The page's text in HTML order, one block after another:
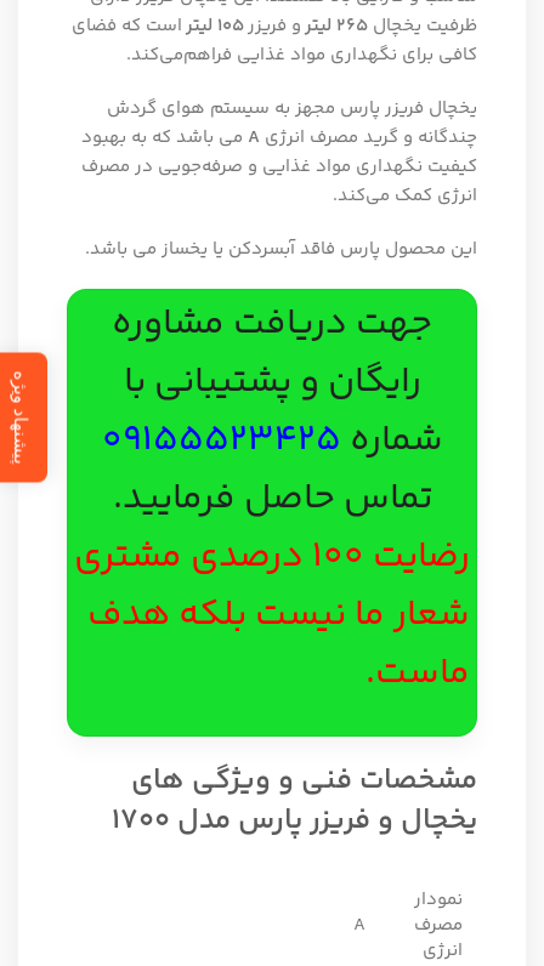
ظرفیت یخچال ۲۶۵ لیتر و فریزر۱۰۵ لیتر
است که فضای
کافی برای نگهداری مواد غذایی فراهم‌می‌کند.
یخچال فریزر پارس مجهز به سیستم هوای گردش
چندگانه و گرید مصرف انرژی A می باشد که به بهبود
کیفیت نگهداری مواد غذایی و صرفه‌جویی در مصرف
انرژی کمک‌ می‌کند.
این محصول پارس فاقد آبسردکن یا یخساز می باشد.
جهت دریافت مشاوره
رایگان و پشتیبانی با
شماره 09155523425
تماس حاصل فرمایید.
رضایت 100 درصدی مشتری
شعار ما نیست بلکه هدف
ماست.
مشخصات فنی و ویژگی های
یخچال و فریزر پارس مدل 1700
نمودار
مصرف
انرژی
A
پیشنهاد ویژه